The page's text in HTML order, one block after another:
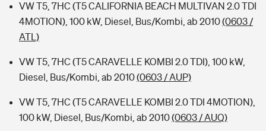
VW T5, 7HC (T5 CALIFORNIA BEACH MULTIVAN 2.0 TDI
4MOTION), 100 kW, Diesel, Bus/Kombi, ab 2010(0603 /
ATL)
VW T5, 7HC (T5 CARAVELLE KOMBI 2.0 TDI), 100 kW,
Diesel, Bus/Kombi, ab 2010(0603 / AUP)
VW T5, 7HC (T5 CARAVELLE KOMBI 2.0 TDI 4MOTION),
100 kW, Diesel, Bus/Kombi, ab 2010(0603 / AUQ)